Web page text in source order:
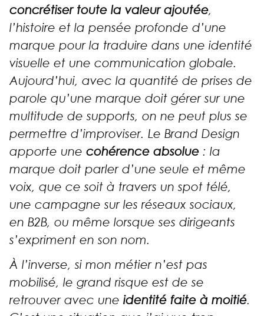
concrétiser toute la valeur ajoutée,
l’histoire et la pensée profonde d’une
marque pour la traduire dans une identité
visuelle et une communication globale.
Aujourd’hui, avec la quantité de prises de
parole qu’une marque doit gérer sur une
multitude de supports, on ne peut plus se
permettre d’improviser. Le Brand Design
apporte une cohérence absolue : la
marque doit parler d’une seule et même
voix, que ce soit à travers un spot télé,
une campagne sur les réseaux sociaux,
en B2B, ou même lorsque ses dirigeants
s’expriment en son nom.
À l’inverse, si mon métier n’est pas
mobilisé, le grand risque est de se
retrouver avec une identité faite à moitié.